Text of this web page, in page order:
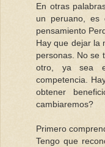
En otras
un peruano, es
pensamiento
Hay que dejar la
personas. No se
otro, ya sea
competencia.
obtener
cambiaremos?
Primero
Tengo que